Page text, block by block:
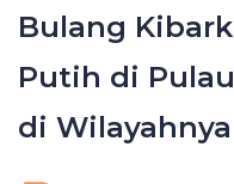
Bulang
Putih di
di Wilayahnya